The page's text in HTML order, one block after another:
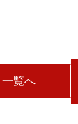
一覧へ